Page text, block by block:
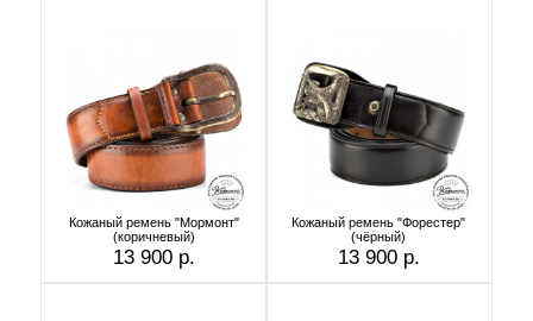
Кожаный ремень "Мормонт"
(коричневый)
13 900 р.
Кожаный ремень "Форестер"
(чёрный)
13 900 р.